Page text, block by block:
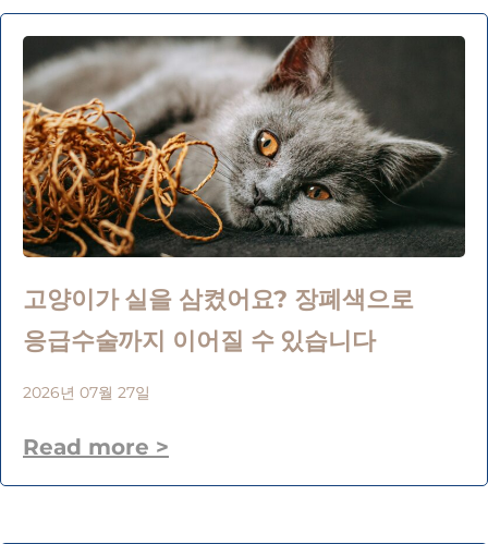
고양이가 실을 삼켰어요? 장폐색으로
응급수술까지 이어질 수 있습니다
2026년 07월 27일
Read more >